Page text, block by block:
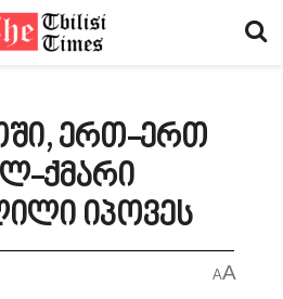
ერთ-ერთ
ქმარი
იპოვეს
AA